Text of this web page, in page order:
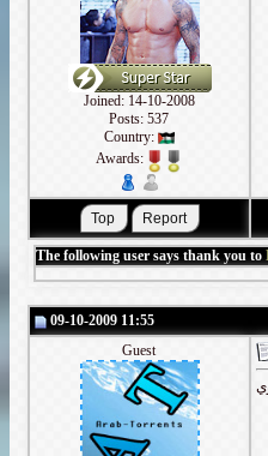
Joined: 14-10-2008
Posts: 537
Country:
Awards:
The following user says thank you to
09-10-2009 11:55
Guest